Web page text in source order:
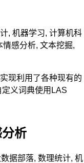
, 机器学习, 计算机科
情感分析, 文本挖掘,
现利用了各种现有的
义词典使用LAS
析
数据部落, 数理统计, 机